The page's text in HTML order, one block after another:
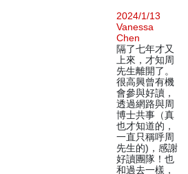
2024/1/13
Vanessa
Chen
隔了七年才又
上來，才知周
先生離開了。
很高興曾有機
會參與好讀，
透過網路與周
博士共事（真
也才知道的，
一直只稱呼周
先生的)，感謝
好讀團隊！也
和過去一樣，